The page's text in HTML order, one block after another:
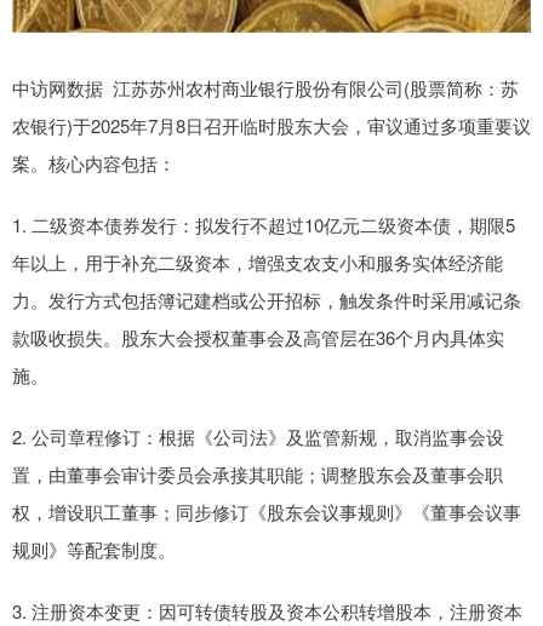
中访网数据 江苏苏州农村商业银行股份有限公司(股票简称：苏
农银行)于2025年7月8日召开临时股东大会，审议通过多项重要议
案。核心内容包括：
1. 二级资本债券发行：拟发行不超过10亿元二级资本债，期限5
年以上，用于补充二级资本，增强支农支小和服务实体经济能
力。发行方式包括簿记建档或公开招标，触发条件时采用减记条
款吸收损失。股东大会授权董事会及高管层在36个月内具体实
施。
2. 公司章程修订：根据《公司法》及监管新规，取消监事会设
置，由董事会审计委员会承接其职能；调整股东会及董事会职
权，增设职工董事；同步修订《股东会议事规则》《董事会议事
规则》等配套制度。
3. 注册资本变更：因可转债转股及资本公积转增股本，注册资本